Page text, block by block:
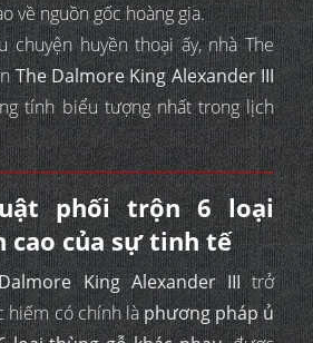
về nguồn gốc hoàng gia.
chuyện huyền thoại ấy, nhà The
The Dalmore King Alexander III
tính biểu tượng nhất trong lịch
phối trộn 6 loại
cao của sự tinh tế
King Alexander IIItrở
hiếm có chính làphương pháp ủ